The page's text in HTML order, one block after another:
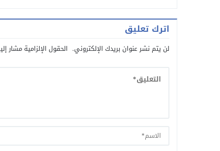
اترك تعليق
لن يتم نشر عنوان بريدك الإلكتروني. الحقول الإلزامية مشار